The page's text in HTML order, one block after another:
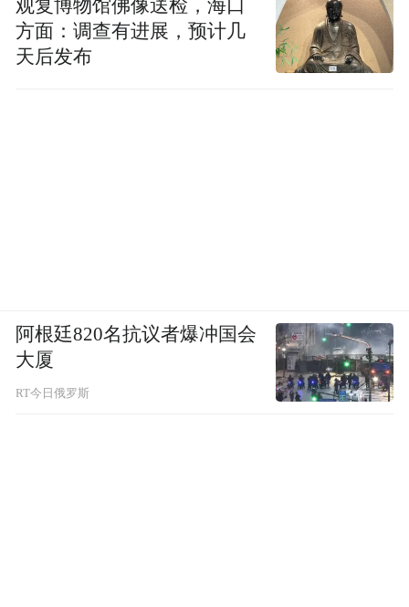
观复博物馆佛像送检，海口
方面：调查有进展，预计几
天后发布
阿根廷820名抗议者爆冲国会
大厦
RT今日俄罗斯